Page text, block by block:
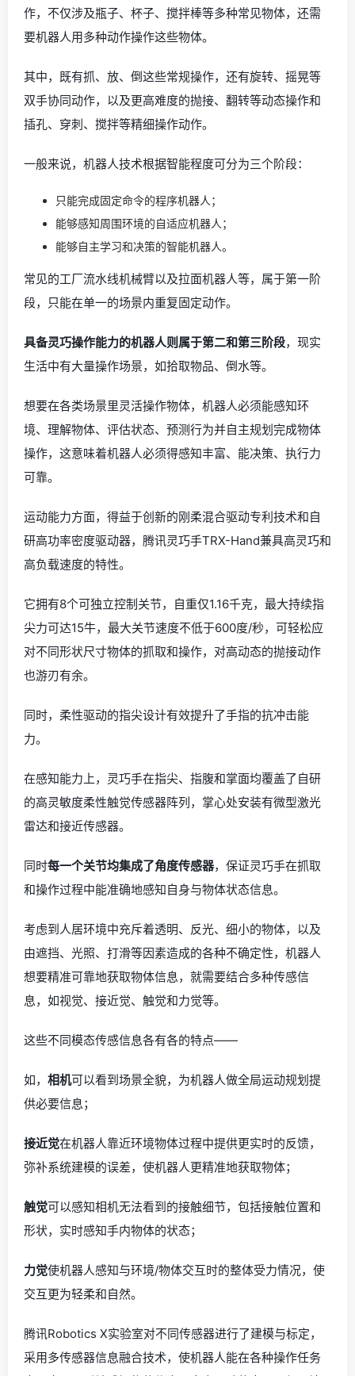
作，不仅涉及瓶子、杯子、搅拌棒等多种常见物体，还需
要机器人用多种动作操作这些物体。
其中，既有抓、放、倒这些常规操作，还有旋转、摇晃等
双手协同动作，以及更高难度的抛接、翻转等动态操作和
插孔、穿刺、搅拌等精细操作动作。
一般来说，机器人技术根据智能程度可分为三个阶段：
只能完成固定命令的程序机器人；
能够感知周围环境的自适应机器人；
能够自主学习和决策的智能机器人。
常见的工厂流水线机械臂以及拉面机器人等，属于第一阶
段，只能在单一的场景内重复固定动作。
具备灵巧操作能力的机器人则属于第二和第三阶段，现实
生活中有大量操作场景，如拾取物品、倒水等。
想要在各类场景里灵活操作物体，机器人必须能感知环
境、理解物体、评估状态、预测行为并自主规划完成物体
操作，这意味着机器人必须得感知丰富、能决策、执行力
可靠。
运动能力方面，得益于创新的刚柔混合驱动专利技术和自
研高功率密度驱动器，腾讯灵巧手TRX-Hand兼具高灵巧和
高负载速度的特性。
它拥有8个可独立控制关节，自重仅1.16千克，最大持续指
尖力可达15牛，最大关节速度不低于600度/秒，可轻松应
对不同形状尺寸物体的抓取和操作，对高动态的抛接动作
也游刃有余。
同时，柔性驱动的指尖设计有效提升了手指的抗冲击能
力。
在感知能力上，灵巧手在指尖、指腹和掌面均覆盖了自研
的高灵敏度柔性触觉传感器阵列，掌心处安装有微型激光
雷达和接近传感器。
同时每一个关节均集成了角度传感器，保证灵巧手在抓取
和操作过程中能准确地感知自身与物体状态信息。
考虑到人居环境中充斥着透明、反光、细小的物体，以及
由遮挡、光照、打滑等因素造成的各种不确定性，机器人
想要精准可靠地获取物体信息，就需要结合多种传感信
息，如视觉、接近觉、触觉和力觉等。
这些不同模态传感信息各有各的特点——
如， 相机可以看到场景全貌，为机器人做全局运动规划提
供必要信息；
接近觉在机器人靠近环境物体过程中提供更实时的反馈，
弥补系统建模的误差，使机器人更精准地获取物体；
触觉可以感知相机无法看到的接触细节，包括接触位置和
形状，实时感知手内物体的状态；
力觉使机器人感知与环境/物体交互时的整体受力情况，使
交互更为轻柔和自然。
腾讯Robotics X实验室对不同传感器进行了建模与标定，
采用多传感器信息融合技术，使机器人能在各种操作任务